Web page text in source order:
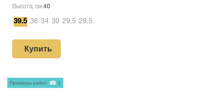
Высота, см:40
39.5 36 34 30 29.5 28.5
Купить
Примеры работ 1